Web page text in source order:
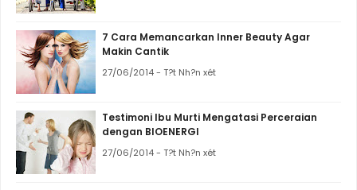
7 Cara Memancarkan Inner Beauty Agar
Makin Cantik
27/06/2014 - T?t Nh?n xét
Testimoni Ibu Murti Mengatasi Perceraian
dengan BIOENERGI
27/06/2014 - T?t Nh?n xét